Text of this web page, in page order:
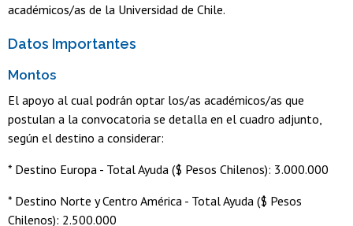
académicos/as de la Universidad de Chile.
Datos Importantes
Montos
El apoyo al cual podrán optar los/as académicos/as que
postulan a la convocatoria se detalla en el cuadro adjunto,
según el destino a considerar:
* Destino Europa - Total Ayuda ($ Pesos Chilenos): 3.000.000
* Destino Norte y Centro América - Total Ayuda ($ Pesos
Chilenos): 2.500.000